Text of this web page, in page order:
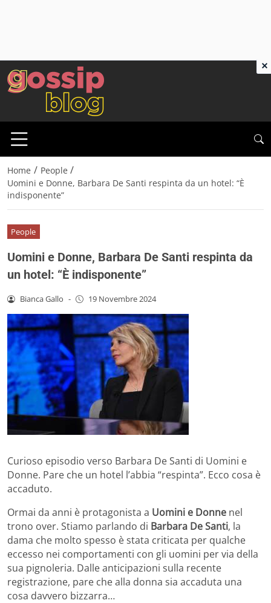
Home / People /
Uomini e Donne, Barbara De Santi respinta da un hotel: “È
indisponente”
People
Uomini e Donne, Barbara De Santi respinta da
un hotel: “È indisponente”
Bianca Gallo - 19 Novembre 2024
Curioso episodio verso Barbara De Santi di Uomini e
Donne. Pare che un hotel l’abbia “respinta”. Ecco cosa è
accaduto.
Ormai da anni è protagonista a Uomini e Donne nel
trono over. Stiamo parlando di Barbara De Santi, la
dama che molto spesso è stata criticata per qualche
eccesso nei comportamenti con gli uomini per via della
sua pignoleria. Dalle anticipazioni sulla recente
registrazione, pare che alla donna sia accaduta una
cosa davvero bizzarra…
×